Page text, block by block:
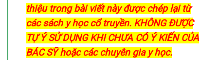
thiệu trong bài viết này được chép lại từ
các sách y học cổ truyền. KHÔNG ĐƯỢC
TỰ Ý SỬ DỤNG KHI CHƯA CÓ Ý KIẾN CỦA
BÁC SỸ hoặc các chuyên gia y học.